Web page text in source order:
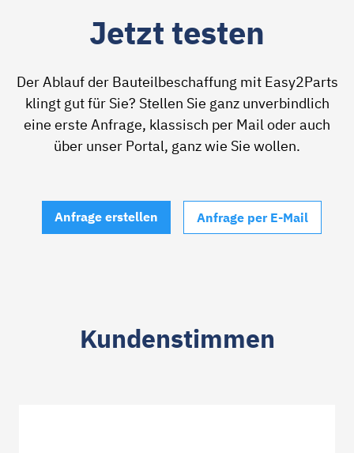
Jetzt testen
Der Ablauf der Bauteilbeschaffung mit Easy2Parts
klingt gut für Sie? Stellen Sie ganz unverbindlich
eine erste Anfrage, klassisch per Mail oder auch
über unser Portal, ganz wie Sie wollen.
Anfrage erstellen Anfrage per E-Mail
Kundenstimmen